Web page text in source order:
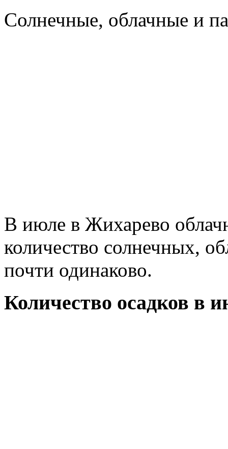
Cолнечные, облачные и
В июле в Жихарево
количество солнечных,
почти одинаково.
Количество осадков в